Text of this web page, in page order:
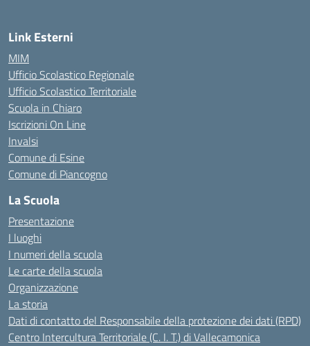
Link Esterni
MIM
Ufficio Scolastico Regionale
Ufficio Scolastico Territoriale
Scuola in Chiaro
Iscrizioni On Line
Invalsi
Comune di Esine
Comune di Piancogno
La Scuola
Presentazione
I luoghi
I numeri della scuola
Le carte della scuola
Organizzazione
La storia
Dati di contatto del Responsabile della protezione dei dati (RPD)
Centro Intercultura Territoriale (C. I. T.) di Vallecamonica